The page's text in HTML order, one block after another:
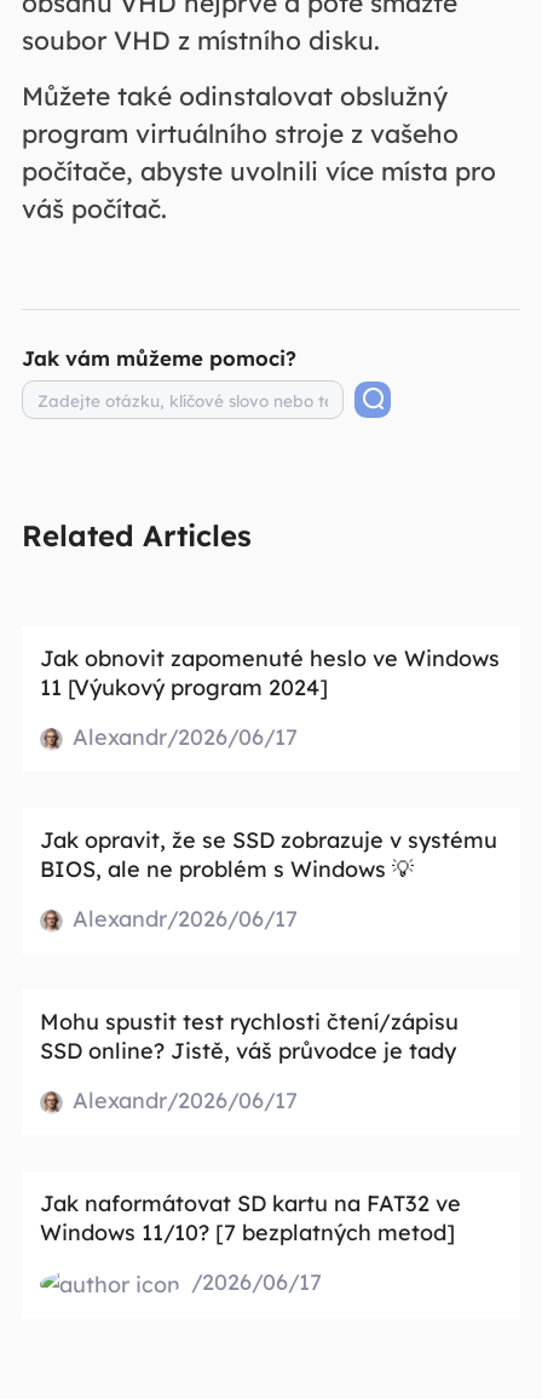
soubor VHD z místního disku.
Můžete také odinstalovat obslužný
program virtuálního stroje z vašeho
počítače, abyste uvolnili více místa pro
váš počítač.
Jak vám můžeme pomoci?
Related Articles
Jak obnovit zapomenuté heslo ve Windows
11 [Výukový program 2024]
Alexandr/2026/06/17
Jak opravit, že se SSD zobrazuje v systému
BIOS, ale ne problém s Windows 💡
Alexandr/2026/06/17
Mohu spustit test rychlosti čtení/zápisu
SSD online? Jistě, váš průvodce je tady
Alexandr/2026/06/17
Jak naformátovat SD kartu na FAT32 ve
Windows 11/10? [7 bezplatných metod]
/2026/06/17